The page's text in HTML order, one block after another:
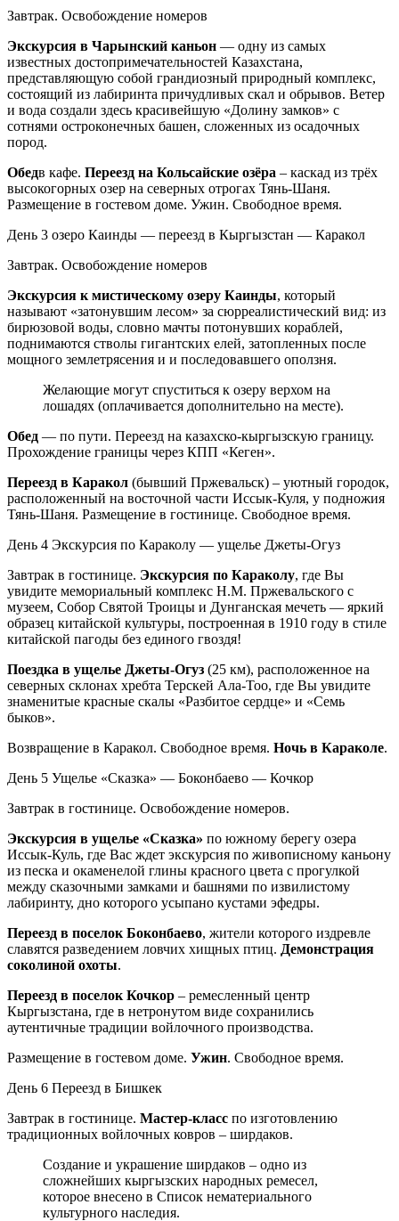
Завтрак. Освобождение номеров
Экскурсия в Чарынский каньон — одну из самых
известных достопримечательностей Казахстана,
представляющую собой грандиозный природный комплекс,
состоящий из лабиринта причудливых скал и обрывов. Ветер
и вода создали здесь красивейшую «Долину замков» с
сотнями остроконечных башен, сложенных из осадочных
пород.
Обедв кафе. Переезд на Кольсайские озёра – каскад из трёх
высокогорных озер на северных отрогах Тянь-Шаня.
Размещение в гостевом доме. Ужин. Свободное время.
День 3 озеро Каинды — переезд в Кыргызстан — Каракол
Завтрак. Освобождение номеров
Экскурсия к мистическому озеру Каинды, который
называют «затонувшим лесом» за сюрреалистический вид: из
бирюзовой воды, словно мачты потонувших кораблей,
поднимаются стволы гигантских елей, затопленных после
мощного землетрясения и и последовавшего оползня.
Желающие могут спуститься к озеру верхом на
лошадях (оплачивается дополнительно на месте).
Обед — по пути. Переезд на казахско-кыргызскую границу.
Прохождение границы через КПП «Кеген».
Переезд в Каракол (бывший Пржевальск) – уютный городок,
расположенный на восточной части Иссык-Куля, у подножия
Тянь-Шаня. Размещение в гостинице. Свободное время.
День 4 Экскурсия по Караколу — ущелье Джеты-Огуз
Завтрак в гостинице. Экскурсия по Караколу, где Вы
увидите мемориальный комплекс Н.М. Пржевальского с
музеем, Собор Святой Троицы и Дунганская мечеть — яркий
образец китайской культуры, построенная в 1910 году в стиле
китайской пагоды без единого гвоздя!
Поездка в ущелье Джеты-Огуз (25 км), расположенное на
северных склонах хребта Терскей Ала-Тоо, где Вы увидите
знаменитые красные скалы «Разбитое сердце» и «Семь
быков».
Возвращение в Каракол. Свободное время. Ночь в Караколе.
День 5 Ущелье «Сказка» — Боконбаево — Кочкор
Завтрак в гостинице. Освобождение номеров.
Экскурсия в ущелье «Сказка» по южному берегу озера
Иссык-Куль, где Вас ждет экскурсия по живописному каньону
из песка и окаменелой глины красного цвета с прогулкой
между сказочными замками и башнями по извилистому
лабиринту, дно которого усыпано кустами эфедры.
Переезд в поселок Боконбаево, жители которого издревле
славятся разведением ловчих хищных птиц. Демонстрация
соколиной охоты.
Переезд в поселок Кочкор – ремесленный центр
Кыргызстана, где в нетронутом виде сохранились
аутентичные традиции войлочного производства.
Размещение в гостевом доме. Ужин. Свободное время.
День 6 Переезд в Бишкек
Завтрак в гостинице. Мастер-класс по изготовлению
традиционных войлочных ковров – ширдаков.
Создание и украшение ширдаков – одно из
сложнейших кыргызских народных ремесел,
которое внесено в Список нематериального
культурного наследия.